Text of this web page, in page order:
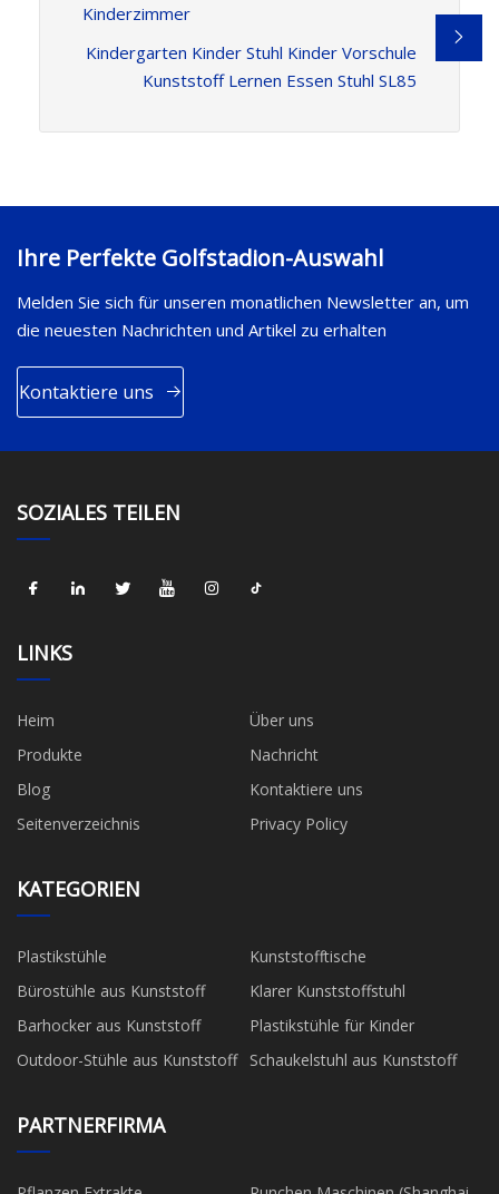
Kinderzimmer
Kindergarten Kinder Stuhl Kinder Vorschule
Kunststoff Lernen Essen Stuhl SL85
Ihre Perfekte Golfstadion-Auswahl
Melden Sie sich für unseren monatlichen Newsletter an, um
die neuesten Nachrichten und Artikel zu erhalten
Kontaktiere uns
SOZIALES TEILEN
LINKS
Heim
Über uns
Produkte
Nachricht
Blog
Kontaktiere uns
Seitenverzeichnis
Privacy Policy
KATEGORIEN
Plastikstühle
Kunststofftische
Bürostühle aus Kunststoff
Klarer Kunststoffstuhl
Barhocker aus Kunststoff
Plastikstühle für Kinder
Outdoor-Stühle aus Kunststoff
Schaukelstuhl aus Kunststoff
PARTNERFIRMA